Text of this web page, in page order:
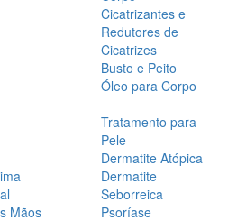
Cicatrizantes e
Redutores de
Cicatrizes
Busto e Peito
Óleo para Corpo
Mãos
Tratamento para
Pele
Dermatite Atópica
Dermatite
Seborreica
Psoríase